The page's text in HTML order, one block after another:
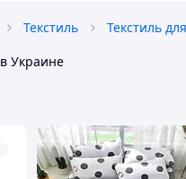
Текстиль Текстиль
в Украине